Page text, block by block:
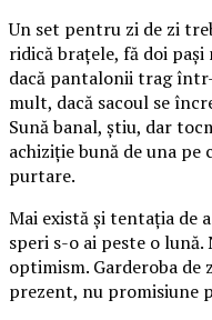
Un set pentru zi de zi
ridică brațele, fă doi
dacă pantalonii trag
mult, dacă sacoul se
Sună banal, știu, dar
achiziție bună de una
purtare.
Mai există și tentația de
speri s-o ai peste o lună.
optimism. Garderoba
prezent, nu promisiune